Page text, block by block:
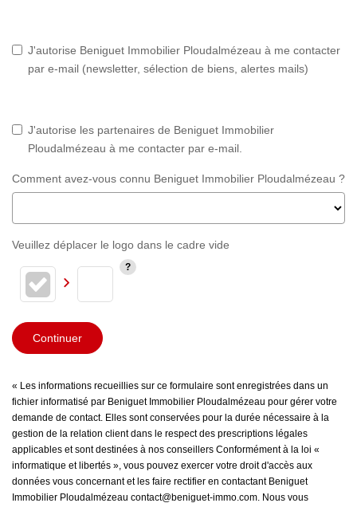
J'autorise Beniguet Immobilier Ploudalmézeau à me contacter
par e-mail (newsletter, sélection de biens, alertes mails)
J'autorise les partenaires de Beniguet Immobilier
Ploudalmézeau à me contacter par e-mail.
Comment avez-vous connu Beniguet Immobilier Ploudalmézeau ?
Veuillez déplacer le logo dans le cadre vide
Continuer
« Les informations recueillies sur ce formulaire sont enregistrées dans un
fichier informatisé par Beniguet Immobilier Ploudalmézeau pour gérer votre
demande de contact. Elles sont conservées pour la durée nécessaire à la
gestion de la relation client dans le respect des prescriptions légales
applicables et sont destinées à nos conseillers Conformément à la loi «
informatique et libertés », vous pouvez exercer votre droit d'accès aux
données vous concernant et les faire rectifier en contactant Beniguet
Immobilier Ploudalmézeau contact@beniguet-immo.com. Nous vous